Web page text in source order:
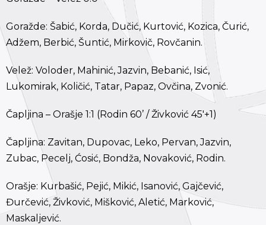
Goražde: Šabić, Korda, Dučić, Kurtović, Kozica, Čurić,
Adžem, Berbić, Šuntić, Mirkovič, Rovčanin.
Velež: Voloder, Mahinić, Jazvin, Bebanić, Isić,
Lukomirak, Količić, Tatar, Papaz, Ovčina, Zvonić.
Čapljina – Orašje 1:1 (Rodin 60’ / Živković 45'+1)
Čapljina: Zavitan, Dupovac, Leko, Pervan, Jazvin,
Zubac, Pecelj, Ćosić, Bondža, Novaković, Rodin.
Orašje: Kurbašić, Pejić, Mikić, Isanović, Gajčević,
Đurčević, Živković, Mišković, Aletić, Marković,
Maskaljević.